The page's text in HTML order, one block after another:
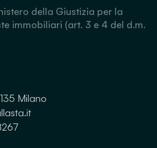
della Giustizia per la
immobiliari (art. 3 e 4 del d.m.
Milano